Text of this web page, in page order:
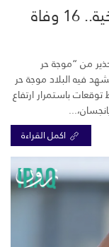
كوريا الجنوبية تواجه موجة حر تاريخية.. 16 وفاة
من “موجة حر
فيه البلاد موجة حر
الآن، وسط توقعات باستمرار ارتفاع
اكمل القراءة